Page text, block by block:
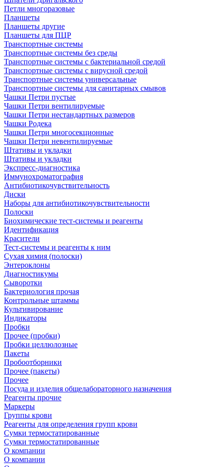
Петли многоразовые
Планшеты
Планшеты другие
Планшеты для ПЦР
Транспортные системы
Транспортные системы без среды
Транспортные системы с бактериальной средой
Транспортные системы с вирусной средой
Транспортные системы универсальные
Транспортные системы для санитарных смывов
Чашки Петри пустые
Чашки Петри вентилируемые
Чашки Петри нестандартных размеров
Чашки Родека
Чашки Петри многосекционные
Чашки Петри невентилируемые
Штативы и укладки
Штативы и укладки
Экспресс-диагностика
Иммунохроматография
Антибиотикочувствительность
Диски
Наборы для антибиотикочувствительности
Полоски
Биохимические тест-системы и реагенты
Идентификация
Красители
Тест-системы и реагенты к ним
Сухая химия (полоски)
Энтероклоны
Диагностикумы
Сыворотки
Бактериология прочая
Контрольные штаммы
Культивирование
Индикаторы
Пробки
Прочее (пробки)
Пробки целлюлозные
Пакеты
Пробоотборники
Прочее (пакеты)
Прочее
Посуда и изделия общелабораторного назначения
Реагенты прочие
Маркеры
Группы крови
Реагенты для определения групп крови
Сумки термостатированные
Сумки термостатированные
О компании
О компании